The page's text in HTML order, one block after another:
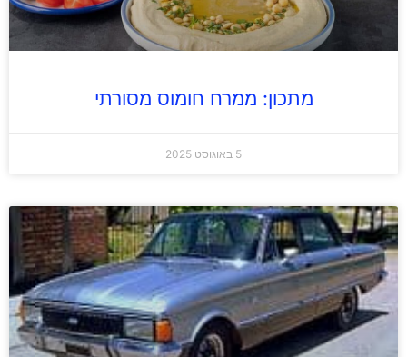
מתכון: ממרח חומוס מסורתי
5 באוגוסט 2025